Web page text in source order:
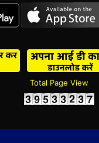
Total Page View